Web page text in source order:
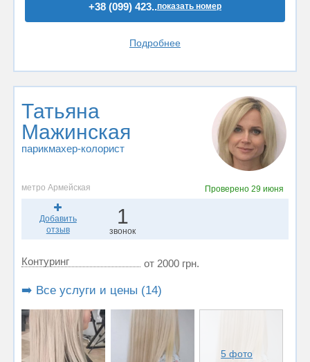
+38 (099) 423..показать номер
Подробнее
Татьяна
Мажинская
парикмахер-колорист
метро Армейская Проверено 29 июня
Добавить
отзыв
1
звонок
Контуринг от 2000 грн.
➡️ Все услуги и цены (14)
5 фото